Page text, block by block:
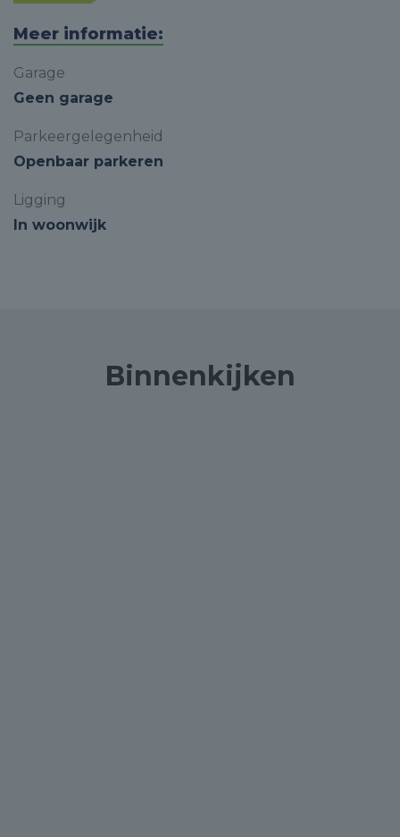
Meer informatie:
Garage
Geen garage
Parkeergelegenheid
Openbaar parkeren
Ligging
In woonwijk
Binnenkijken